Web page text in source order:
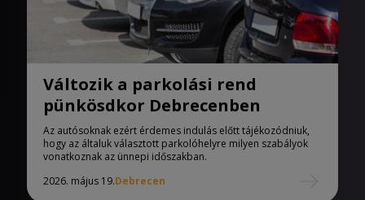
Változik a parkolási rend
pünkösdkor Debrecenben
Az autósoknak ezért érdemes indulás előtt tájékozódniuk,
hogy az általuk választott parkolóhelyre milyen szabályok
vonatkoznak az ünnepi időszakban.
2026. május 19.Debrecen